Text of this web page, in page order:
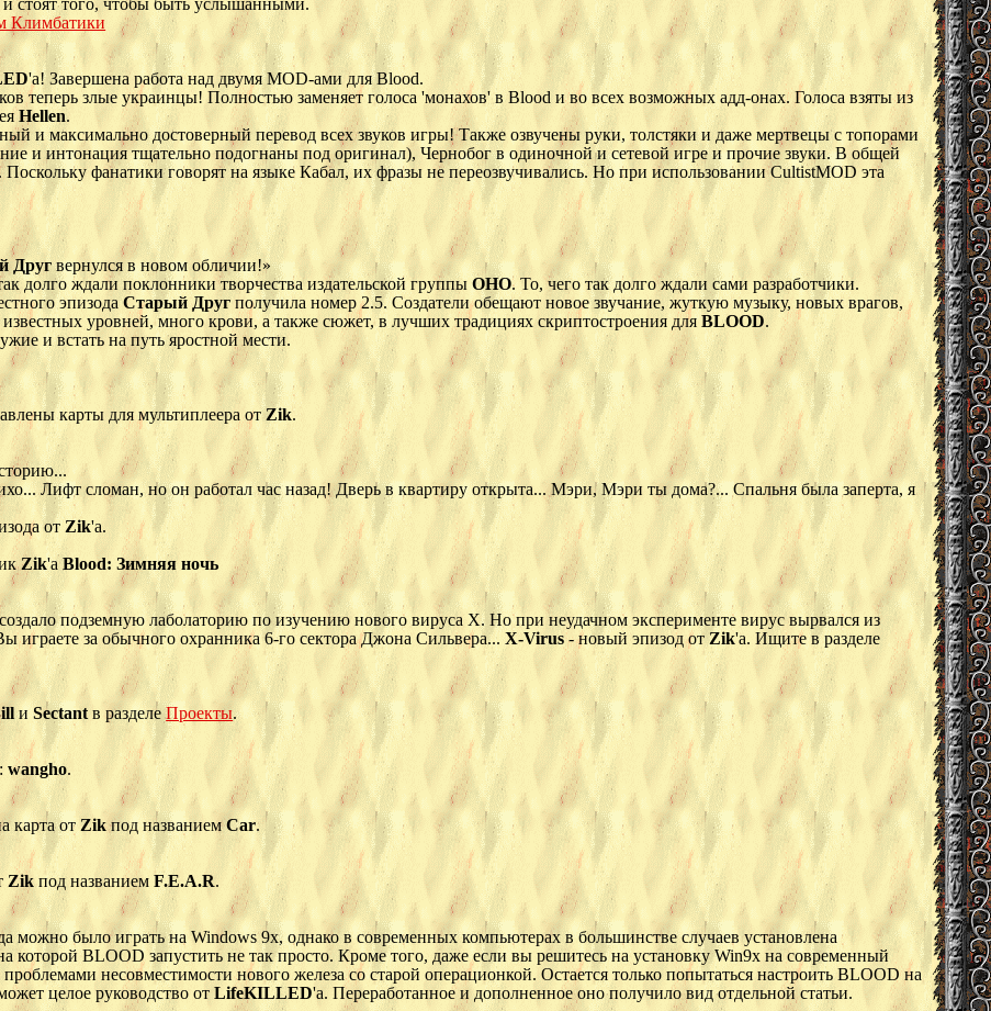
стоят того, чтобы быть услышанными.
Климбатики
'а! Завершена работа над двумя MOD-ами для Blood.
теперь злые украинцы! Полностью заменяет голоса 'монахов' в Blood и во всех возможных адд-онах. Голоса взяты из
Hellen.
и максимально достоверный перевод всех звуков игры! Также озвучены руки, толстяки и даже мертвецы с топорами
и интонация тщательно подогнаны под оригинал), Чернобог в одиночной и сетевой игре и прочие звуки. В общей
фанатики говорят на языке Кабал, их фразы не переозвучивались. Но при использовании CultistMOD эта
Другвернулся в новом обличии!»
долго ждали поклонники творчества издательской группыОНО. То, чего так долго ждали сами разработчики.
эпизода Старый Друг получила номер 2.5. Создатели обещают новое звучание, жуткую музыку, новых врагов,
уровней, много крови, а также сюжет, в лучших традициях скриптостроения для BLOOD.
и встать на путь яростной мести.
карты для мультиплеера отZik.
Лифт сломан, но он работал час назад! Дверь в квартиру открыта... Мэри, Мэри ты дома?... Спальня была заперта, я
от Zik'а.
Zik'аBlood: Зимняя ночь
подземную лаболаторию по изучению нового вируса X. Но при неудачном эксперименте вирус вырвался из
играете за обычного охранника 6-го сектора Джона Сильвера... X-Virus- новый эпизод от Zik'а. Ищите в разделе
иSectant в разделеПроекты.
wangho.
карта отZikпод названиемCar.
Zikпод названиемF.E.A.R.
можно было играть на Windows 9x, однако в современных компьютерах в большинстве случаев установлена
которой BLOOD запустить не так просто. Кроме того, даже если вы решитесь на установку Win9x на современный
несовместимости нового железа со старой операционкой. Остается только попытаться настроить BLOOD на
целое руководство от LifeKILLED'а. Переработанное и дополненное оно получило вид отдельной статьи.